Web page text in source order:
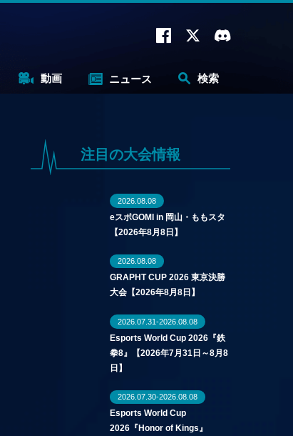
動画 ニュース 検索
注目の大会情報
2026.08.08
eスポGOMI in 岡山・ももスタ
【2026年8月8日】
2026.08.08
GRAPHT CUP 2026 東京決勝
大会【2026年8月8日】
2026.07.31-2026.08.08
Esports World Cup 2026『鉄
拳8』【2026年7月31日～8月8
日】
2026.07.30-2026.08.08
Esports World Cup
2026『Honor of Kings』